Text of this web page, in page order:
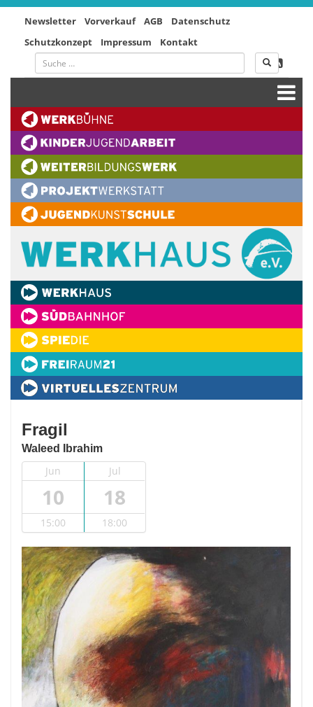
Newsletter Vorverkauf AGB
Datenschutz
Schutzkonzept
Impressum Kontakt
Fragil
Waleed Ibrahim
Jun Jul
10 18
15:00 18:00